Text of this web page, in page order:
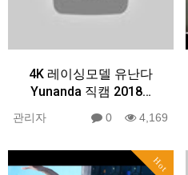
4K 레이싱모델 유난다
Yunanda 직캠 2018…
관리자 0 4,169
Hot